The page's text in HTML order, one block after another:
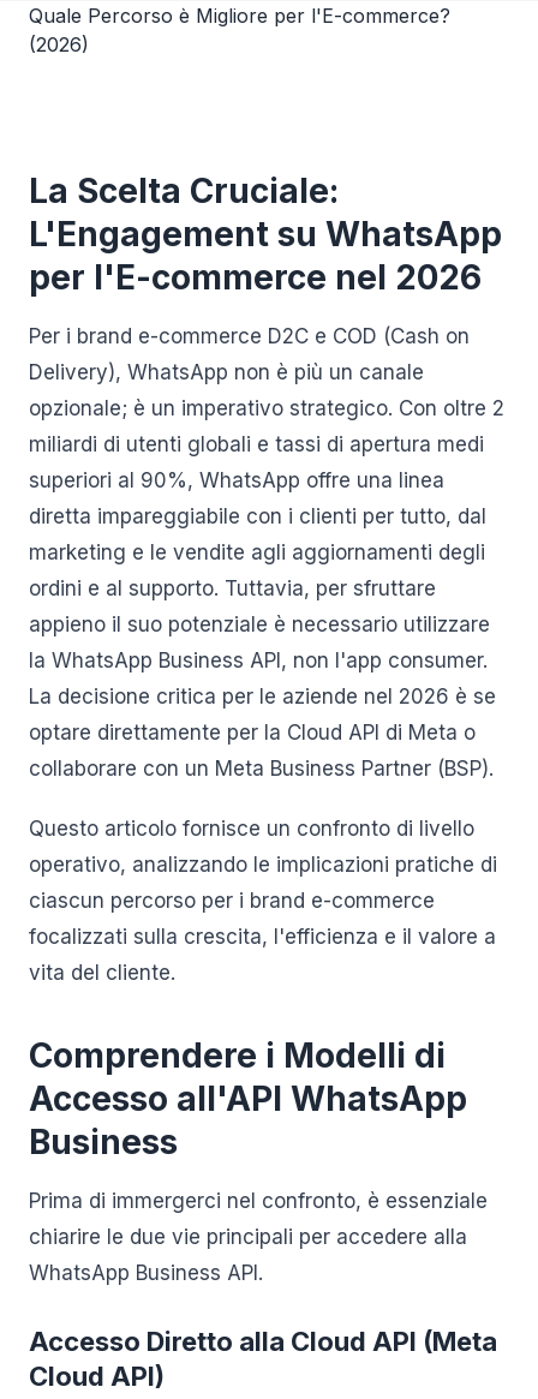
La Scelta Cruciale:
L'Engagement su WhatsApp
per l'E-commerce nel 2026
Per i brand e-commerce D2C e COD (Cash on
Delivery), WhatsApp non è più un canale
opzionale; è un imperativo strategico. Con oltre 2
miliardi di utenti globali e tassi di apertura medi
superiori al 90%, WhatsApp offre una linea
diretta impareggiabile con i clienti per tutto, dal
marketing e le vendite agli aggiornamenti degli
ordini e al supporto. Tuttavia, per sfruttare
appieno il suo potenziale è necessario utilizzare
la WhatsApp Business API, non l'app consumer.
La decisione critica per le aziende nel 2026 è se
optare direttamente per la Cloud API di Meta o
collaborare con un Meta Business Partner (BSP).
Questo articolo fornisce un confronto di livello
operativo, analizzando le implicazioni pratiche di
ciascun percorso per i brand e-commerce
focalizzati sulla crescita, l'efficienza e il valore a
vita del cliente.
Comprendere i Modelli di
Accesso all'API WhatsApp
Business
Prima di immergerci nel confronto, è essenziale
chiarire le due vie principali per accedere alla
WhatsApp Business API.
Accesso Diretto alla Cloud API (Meta
Cloud API)